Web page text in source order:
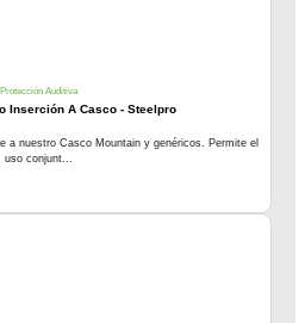
Protección Auditiva
Inserción A Casco - Steelpro
a nuestro Casco Mountain y genéricos. Permite el
uso conjunt...